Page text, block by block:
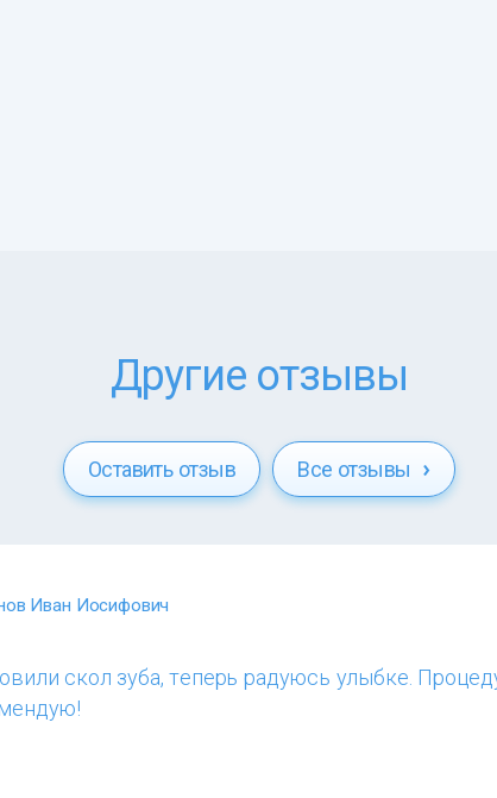
Другие отзывы
Оставить отзыв Все отзывы
Иван Иосифович
скол зуба, теперь радуюсь улыбке.